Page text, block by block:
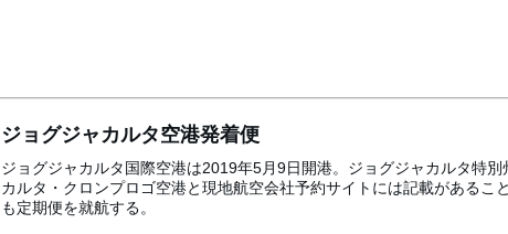
ジョグジャカルタ空港発着便
ジョグジャカルタ国際空港は2019年5月9日開港。ジョグジャカルタ特
カルタ・クロンプロゴ空港と現地航空会社予約サイトには記載があるこ
も定期便を就航する。